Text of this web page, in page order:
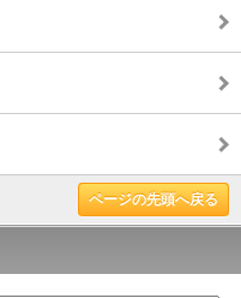
ページの先頭へ戻る